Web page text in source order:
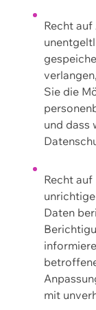
Recht
Sie die
und dass
Recht
Daten
mit